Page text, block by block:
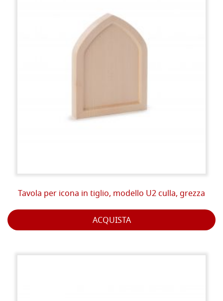
Tavola per icona in tiglio, modello U2 culla, grezza
ACQUISTA